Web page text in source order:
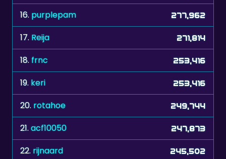
16. purplepam 277,962
17. Reija 271,814
18.frnc 253,416
19. keri 253,416
20. rotahoe 249,744
21.acf10050 247,873
22. rijnaard 245,502